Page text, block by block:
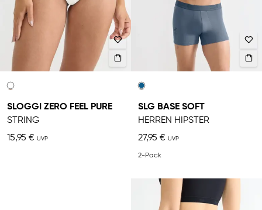
SLOGGI ZERO FEEL PURE
STRING
15,95 €
SLG BASE SOFT
HERREN HIPSTER
27,95 €
2-Pack